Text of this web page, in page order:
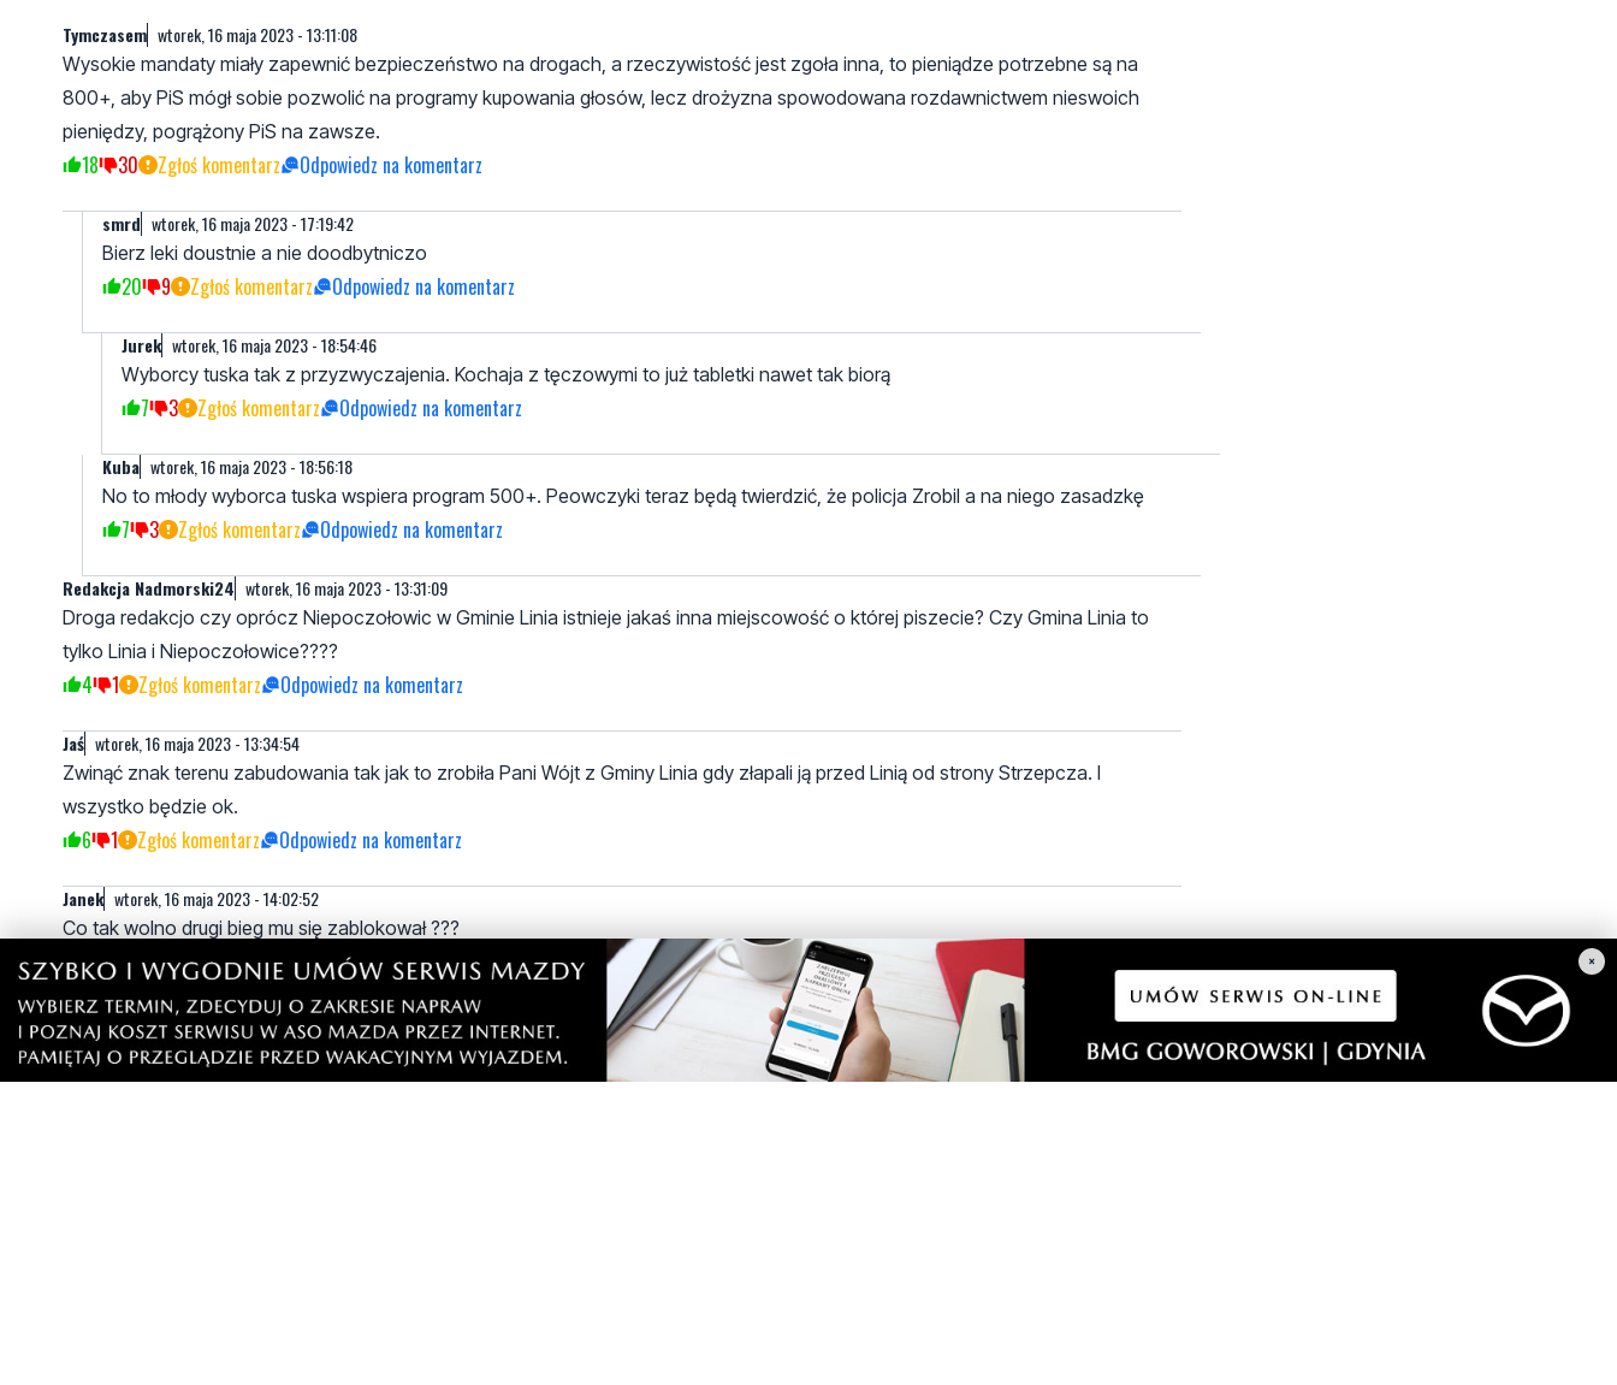
Tymczasem wtorek, 16 maja 2023 - 13:11:08
Wysokie mandaty miały zapewnić bezpieczeństwo na drogach, a rzeczywistość jest zgoła inna, to pieniądze potrzebne są na
800+, aby PiS mógł sobie pozwolić na programy kupowania głosów, lecz drożyzna spowodowana rozdawnictwem nieswoich
pieniędzy, pogrążony PiS na zawsze.
18 30 Zgłoś komentarz Odpowiedz na komentarz
smrd wtorek, 16 maja 2023 - 17:19:42
Bierz leki doustnie a nie doodbytniczo
20 9 Zgłoś komentarz Odpowiedz na komentarz
Jurek wtorek, 16 maja 2023 - 18:54:46
Wyborcy tuska tak z przyzwyczajenia. Kochaja z tęczowymi to już tabletki nawet tak biorą
7 3 Zgłoś komentarz Odpowiedz na komentarz
Kuba wtorek, 16 maja 2023 - 18:56:18
No to młody wyborca tuska wspiera program 500+. Peowczyki teraz będą twierdzić, że policja Zrobil a na niego zasadzkę
7 3 Zgłoś komentarz Odpowiedz na komentarz
Redakcja Nadmorski24 wtorek, 16 maja 2023 - 13:31:09
Droga redakcjo czy oprócz Niepoczołowic w Gminie Linia istnieje jakaś inna miejscowość o której piszecie? Czy Gmina Linia to
tylko Linia i Niepoczołowice????
4 1 Zgłoś komentarz Odpowiedz na komentarz
Jaś wtorek, 16 maja 2023 - 13:34:54
Zwinąć znak terenu zabudowania tak jak to zrobiła Pani Wójt z Gminy Linia gdy złapali ją przed Linią od strony Strzepcza. I
wszystko będzie ok.
6 1 Zgłoś komentarz Odpowiedz na komentarz
Janek wtorek, 16 maja 2023 - 14:02:52
Co tak wolno drugi bieg mu się zablokował ???
5 1 Zgłoś komentarz Odpowiedz na komentarz
Hi wtorek, 16 maja 2023 - 19:30:32
nie chcę bronic młodego ale chciałbym zobaczyc pokaz jak polic majster trafia ze 100 metrów i trzyma przez 3 sekundy laseram
tablice rejestracyjną z wolnej ręki a nawet z podparciem drugiej.
×